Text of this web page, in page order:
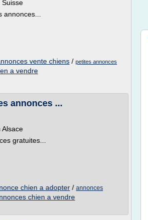
Suisse
vente chiens / petites annonces
a vendre
annonces ...
Alsace
gratuites...
chien a adopter / annonces
chien a vendre